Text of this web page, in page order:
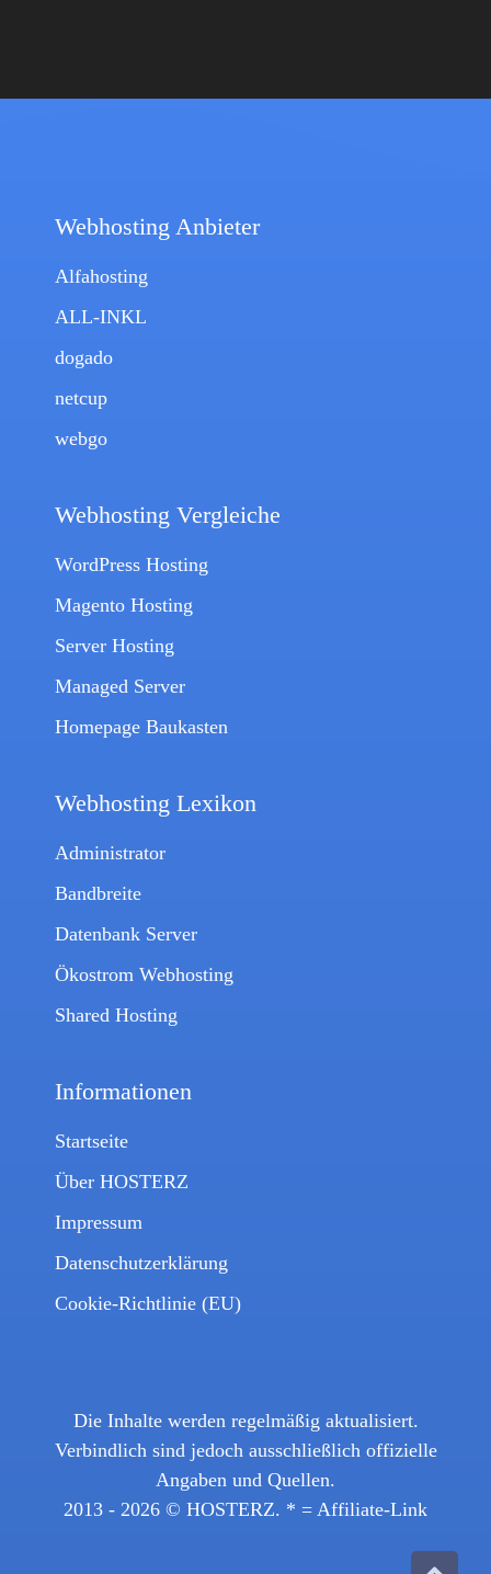
Webhosting Anbieter
Alfahosting
ALL-INKL
dogado
netcup
webgo
Webhosting Vergleiche
WordPress Hosting
Magento Hosting
Server Hosting
Managed Server
Homepage Baukasten
Webhosting Lexikon
Administrator
Bandbreite
Datenbank Server
Ökostrom Webhosting
Shared Hosting
Informationen
Startseite
Über HOSTERZ
Impressum
Datenschutzerklärung
Cookie-Richtlinie (EU)
Die Inhalte werden regelmäßig aktualisiert.
Verbindlich sind jedoch ausschließlich offizielle
Angaben und Quellen.
2013 - 2026 © HOSTERZ. * = Affiliate-Link